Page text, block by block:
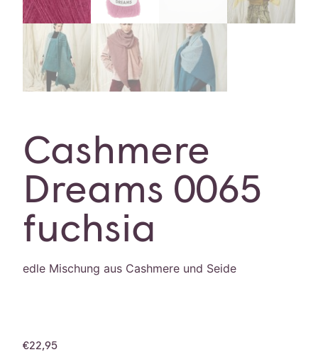
Cashmere
Dreams 0065
fuchsia
edle Mischung aus Cashmere und Seide
€22,95